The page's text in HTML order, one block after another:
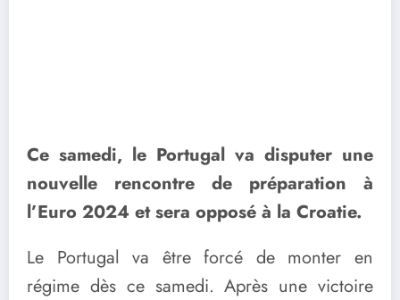
Ce samedi, le Portugal va disputer une
nouvelle rencontre de préparation à
l’Euro 2024 et sera opposé à la Croatie.
Le Portugal va être forcé de monter en
régime dès ce samedi. Après une victoire